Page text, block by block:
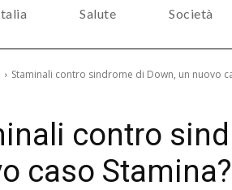
Salute Società
Staminali contro sindrome di Down, un nuovo
contro
caso Stamina?